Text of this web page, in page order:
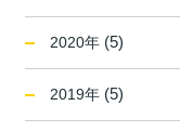
2020年 (5)
2019年 (5)